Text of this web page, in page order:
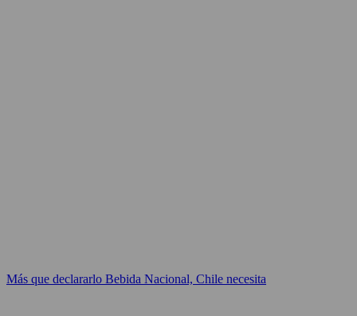
Más que declararlo Bebida Nacional, Chile necesita